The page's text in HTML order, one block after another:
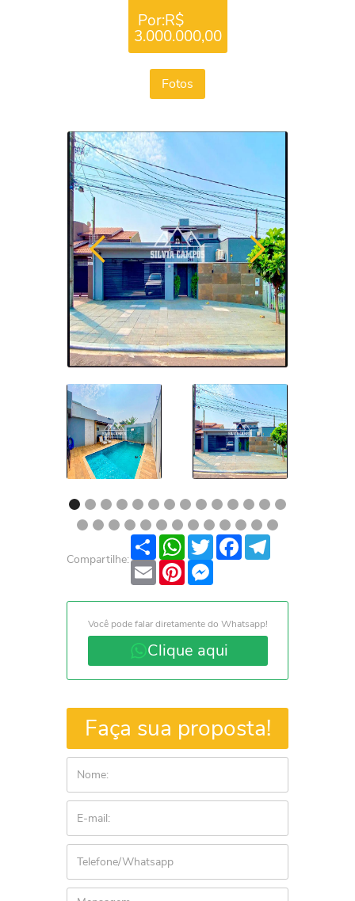
Por:R$
3.000.000,00
Fotos
Compartilhe:
Share WhatsApp
TwitterFacebook
Email Pinterest
Você pode falar diretamente do Whatsapp!
Clique aqui
Faça sua proposta!